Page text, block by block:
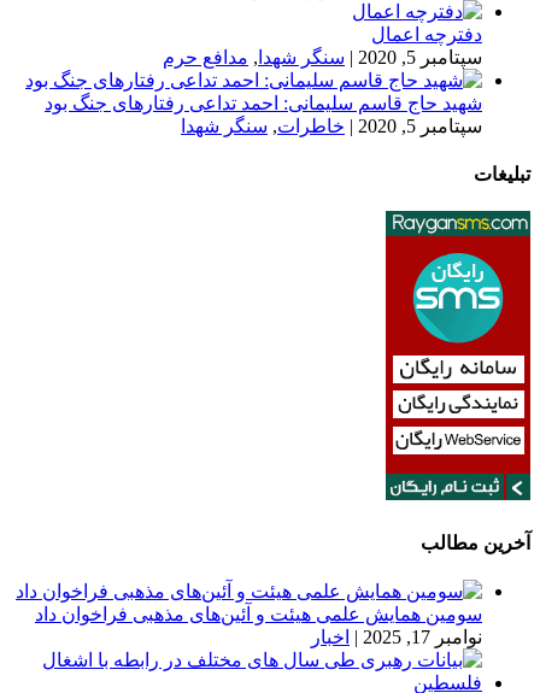
دفترچه اعمال
سپتامبر 5, 2020
| سنگر شهدا , مدافع حرم
شهید حاج قاسم سلیمانی: احمد تداعی رفتارهای جنگ بود
سپتامبر 5, 2020
| خاطرات, سنگر شهدا
تبلیغات
آخرین مطالب
سومین همایش علمی هیئت و آئین‌های مذهبی فراخوان داد
نوامبر 17, 2025
| اخبار